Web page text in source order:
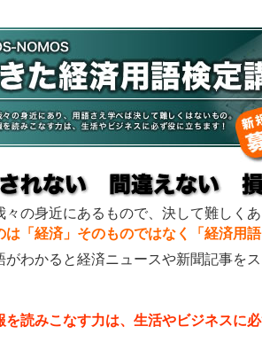
々の身近にあるもので、決して難しく
は「経済」そのものではなく「経済用
がわかると経済ニュースや新聞記事を
を読みこなす力は、生活やビジネスに